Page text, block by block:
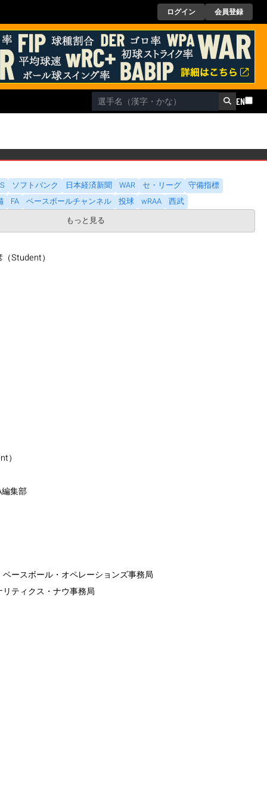
ログイン 会員登録
EN
ソフトバンク 日本経済新聞 WAR セ・リーグ
守備指標
FA ベースボールチャンネル 投球 wRAA
西武
もっと見る
Student）
）
集部
ベースボール・オペレーションズ事務局
ティクス・ナウ事務局